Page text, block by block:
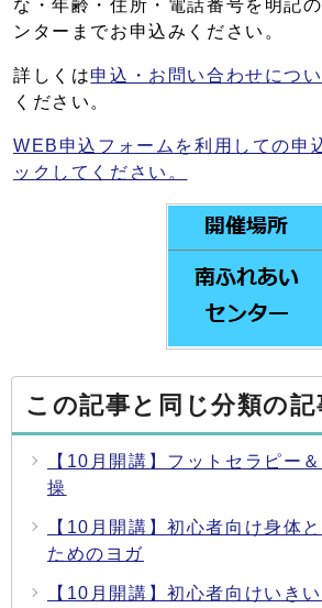
な・年齢・住所・電話番号を明記
ンターまでお申込みください。
詳しくは申込・お問い合わせにつ
ください。
WEB申込フォームを利用しての申
ックしてください。
この記事と同じ分類の記
【10月開講】フットセラピー
操
【10月開講】初心者向け身体
ためのヨガ
【10月開講】初心者向けいき